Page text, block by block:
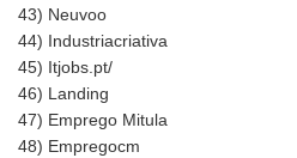
43) Neuvoo
44) Industriacriativa
45) Itjobs.pt/
46) Landing
47) Emprego Mitula
48) Empregocm